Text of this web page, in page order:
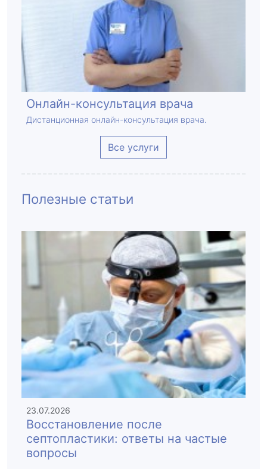
Онлайн-консультация врача
Дистанционная онлайн-консультация врача.
Все услуги
Полезные статьи
23.07.2026
Восстановление после
септопластики: ответы на частые
вопросы